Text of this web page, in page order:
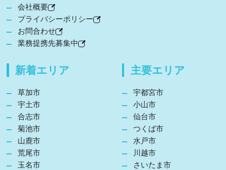
会社概要
プライバシーポリシー
お問合わせ
業務提携先募集中
新着エリア
草加市
宇土市
合志市
菊池市
山鹿市
荒尾市
玉名市
主要エリア
宇都宮市
小山市
仙台市
つくば市
水戸市
川越市
さいたま市